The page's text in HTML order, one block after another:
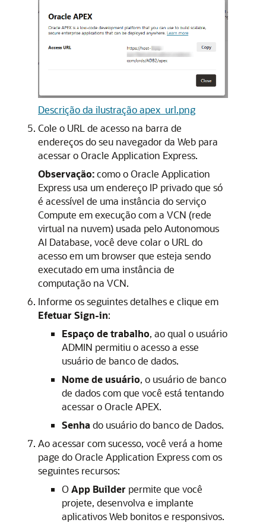
Descrição da ilustração apex_url.png
Cole o URL de acesso na barra de
endereços do seu navegador da Web para
acessar o Oracle Application Express.
Observação:como o Oracle Application
Express usa um endereço IP privado que só
é acessível de uma instância do serviço
Compute em execução com a VCN (rede
virtual na nuvem) usada pelo Autonomous
AI Database, você deve colar o URL do
acesso em um browser que esteja sendo
executado em uma instância de
computação na VCN.
Informe os seguintes detalhes e clique em
Efetuar Sign-in:
Espaço de trabalho, ao qual o usuário
ADMIN permitiu o acesso a esse
usuário de banco de dados.
Nome de usuário, o usuário de banco
de dados com que você está tentando
acessar o Oracle APEX.
Senha do usuário do banco de Dados.
Ao acessar com sucesso, você verá a home
page do Oracle Application Express com os
seguintes recursos:
OApp Builder permite que você
projete, desenvolva e implante
aplicativos Web bonitos e responsivos.